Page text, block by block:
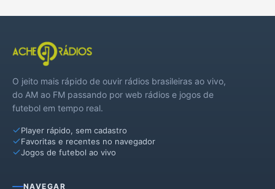
Nova Roma do Sul
Santa Tereza
São Marcos
Veranópolis
Vila Flores
O jeito mais rápido de ouvir rádios brasileiras ao vivo,
do AM ao FM passando por web rádios e jogos de
futebol em tempo real.
Player rápido, sem cadastro
Favoritas e recentes no navegador
Jogos de futebol ao vivo
NAVEGAR